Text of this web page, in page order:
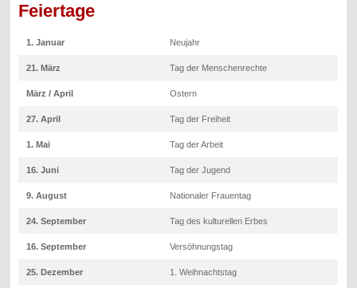
Feiertage
1. Januar Neujahr
21. März Tag der Menschenrechte
März / April Ostern
27. April Tag der Freiheit
1. Mai Tag der Arbeit
16. Juni Tag der Jugend
9. August Nationaler Frauentag
24. September Tag des kulturellen Erbes
16. September Versöhnungstag
25. Dezember 1. Weihnachtstag